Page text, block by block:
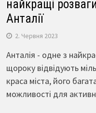
найкращі
Анталії
2. Червня 2023
Анталія - одне з
щороку відвідують
краса міста, його
можливості для